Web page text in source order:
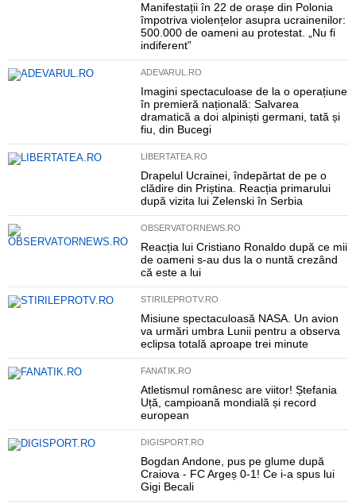
Manifestații în 22 de orașe din Polonia
împotriva violențelor asupra ucrainenilor:
500.000 de oameni au protestat. „Nu fi
indiferent”
ADEVARUL.RO
Imagini spectaculoase de la o operațiune
în premieră națională: Salvarea
dramatică a doi alpiniști germani, tată și
fiu, din Bucegi
LIBERTATEA.RO
Drapelul Ucrainei, îndepărtat de pe o
clădire din Priștina. Reacția primarului
după vizita lui Zelenski în Serbia
OBSERVATORNEWS.RO
Reacția lui Cristiano Ronaldo după ce mii
de oameni s-au dus la o nuntă crezând
că este a lui
STIRILEPROTV.RO
Misiune spectaculoasă NASA. Un avion
va urmări umbra Lunii pentru a observa
eclipsa totală aproape trei minute
FANATIK.RO
Atletismul românesc are viitor! Ștefania
Uță, campioană mondială și record
european
DIGISPORT.RO
Bogdan Andone, pus pe glume după
Craiova - FC Argeș 0-1! Ce i-a spus lui
Gigi Becali